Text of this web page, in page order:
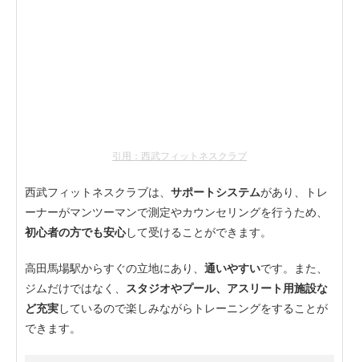
引用：西武フィットネスクラブ
西武フィットネスクラブは、 サポートシステムがあり、トレ
ーナーがマンツーマンで測定やカウンセリングを行うため、
初心者の方でも安心して受けることができます。
高田馬場駅からすぐの立地にあり、 通いやすいです。また、
ジムだけではなく、
スタジオやプール、アスリート用施設な
ど充実しているので楽しみながらトレーニングをすることが
できます。